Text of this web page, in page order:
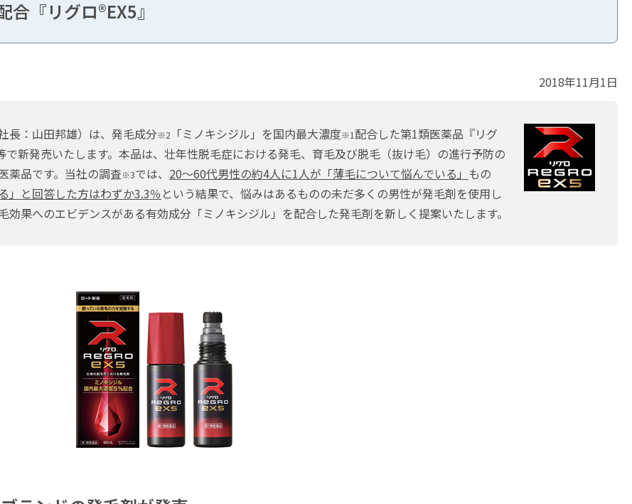
合『リグロ®EX5』
2018年11月1日
長：山田邦雄）は、発毛成分※2 「ミノキシジル」を国内最大濃度※1 配合した第1類医薬品『リグ
新発売いたします。本品は、壮年性脱毛症における発毛、育毛及び脱毛（抜け毛）の進行予防の
薬品です。当社の調査※3では、 20～60代男性の約4人に1人が「薄毛について悩んでいる」 もの
」と回答した方はわずか3.3％ という結果で、悩みはあるものの未だ多くの男性が発毛剤を使用し
果へのエビデンスがある有効成分「ミノキシジル」を配合した発毛剤を新しく提案いたします。